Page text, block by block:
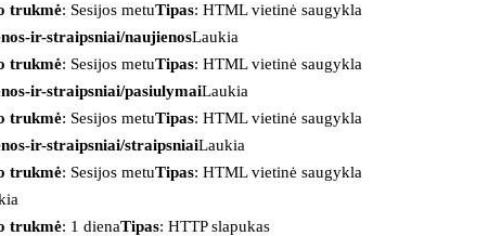
trukmė: Sesijos metuTipas: HTML vietinė saugykla
ir-straipsniai/naujienosLaukia
trukmė: Sesijos metuTipas: HTML vietinė saugykla
ir-straipsniai/pasiulymaiLaukia
trukmė: Sesijos metuTipas: HTML vietinė saugykla
ir-straipsniai/straipsniaiLaukia
trukmė: Sesijos metuTipas: HTML vietinė saugykla
trukmė: 1 dienaTipas: HTTP slapukas